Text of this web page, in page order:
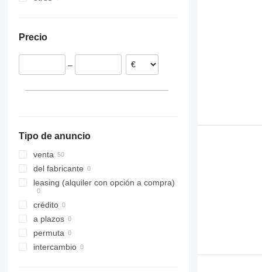
Lituania
Portugal
Precio
–
Tipo de anuncio
venta
del fabricante
leasing (alquiler con opción a compra)
crédito
a plazos
permuta
intercambio